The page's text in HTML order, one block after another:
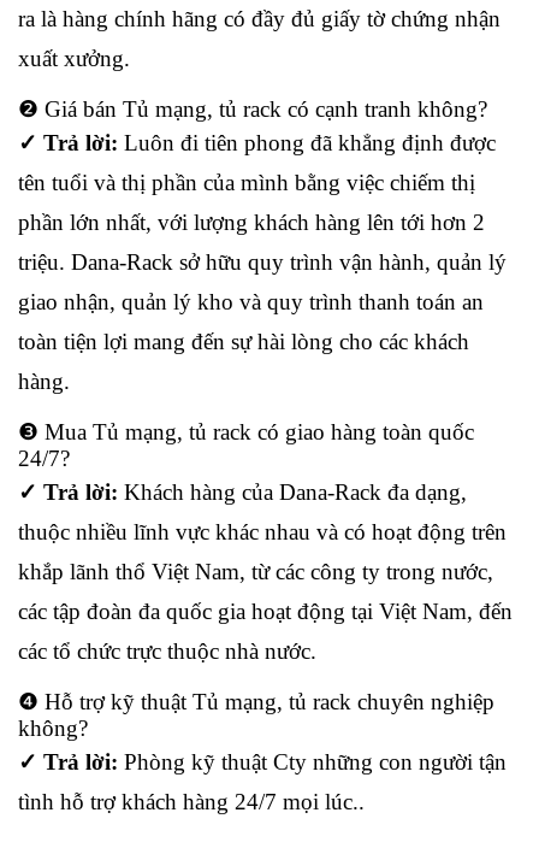
ra là hàng chính hãng có đầy đủ giấy tờ chứng nhận
xuất xưởng.
❷ Giá bán Tủ mạng, tủ rack có cạnh tranh không?
✓ Trả lời: Luôn đi tiên phong đã khẳng định được
tên tuổi và thị phần của mình bằng việc chiếm thị
phần lớn nhất, với lượng khách hàng lên tới hơn 2
triệu. Dana-Rack sở hữu quy trình vận hành, quản lý
giao nhận, quản lý kho và quy trình thanh toán an
toàn tiện lợi mang đến sự hài lòng cho các khách
hàng.
❸ Mua Tủ mạng, tủ rack có giao hàng toàn quốc
24/7?
✓ Trả lời: Khách hàng của Dana-Rack đa dạng,
thuộc nhiều lĩnh vực khác nhau và có hoạt động trên
khắp lãnh thổ Việt Nam, từ các công ty trong nước,
các tập đoàn đa quốc gia hoạt động tại Việt Nam, đến
các tổ chức trực thuộc nhà nước.
❹ Hỗ trợ kỹ thuật Tủ mạng, tủ rack chuyên nghiệp
không?
✓ Trả lời: Phòng kỹ thuật Cty những con người tận
tình hỗ trợ khách hàng 24/7 mọi lúc..